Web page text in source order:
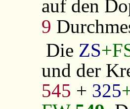
auf den
9
Die ZS
und der
545 + 325